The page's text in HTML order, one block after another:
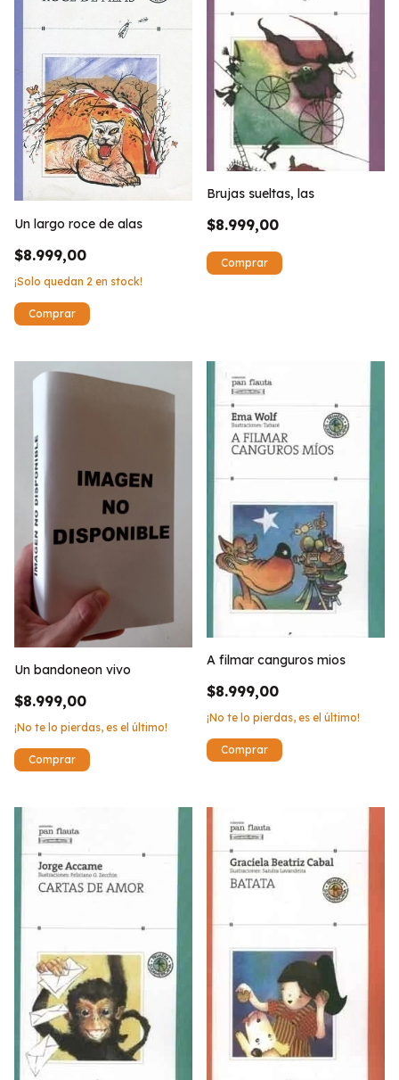
Un largo roce de alas
$8.999,00
¡Solo quedan 2 en stock!
Brujas sueltas, las
$8.999,00
Un bandoneon vivo
$8.999,00
¡No te lo pierdas, es el último!
A filmar canguros mios
$8.999,00
¡No te lo pierdas, es el último!